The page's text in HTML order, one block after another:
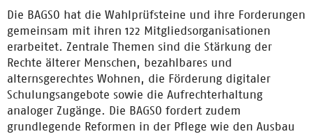
Die BAGSO hat die Wahlprüfsteine und ihre Forderungen
gemeinsam mit ihren 122 Mitgliedsorganisationen
erarbeitet. Zentrale Themen sind die Stärkung der
Rechte älterer Menschen, bezahlbares und
alternsgerechtes Wohnen, die Förderung digitaler
Schulungsangebote sowie die Aufrechterhaltung
analoger Zugänge. Die BAGSO fordert zudem
grundlegende Reformen in der Pflege wie den Ausbau